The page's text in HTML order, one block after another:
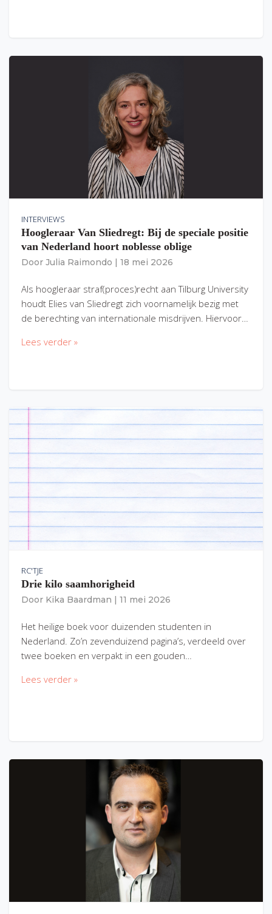
INTERVIEWS
Hoogleraar Van Sliedregt: Bij de speciale positie
van Nederland hoort noblesse oblige
Door Julia Raimondo 18 mei 2026
Als hoogleraar straf(proces)recht aan Tilburg University
houdt Elies van Sliedregt zich voornamelijk bezig met
de berechting van internationale misdrijven. Hiervoor…
Lees verder »
RC'TJE
Drie kilo saamhorigheid
Door Kika Baardman 11 mei 2026
Het heilige boek voor duizenden studenten in
Nederland. Zo’n zevenduizend pagina’s, verdeeld over
twee boeken en verpakt in een gouden…
Lees verder »